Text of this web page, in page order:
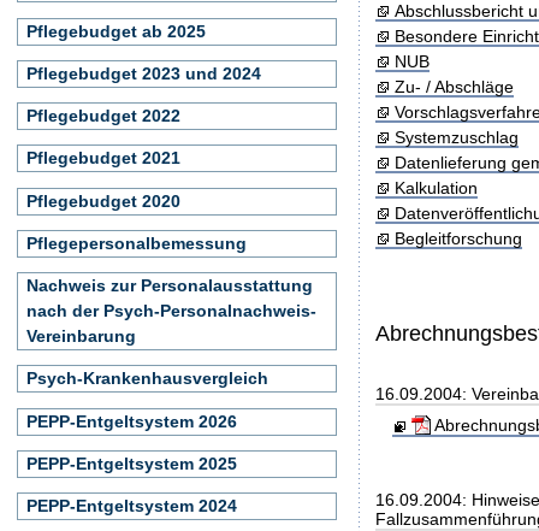
Abschlussbericht
Besondere
NUB
Zu- / Abschläge
Systemzuschlag
Datenlieferung
Kalkulation
Begleitforschung
16.09.2004:
16.09.2004:
Pflegebudget ab 2025
Pflegebudget 2023 und 2024
Pflegebudget 2022
Pflegebudget 2021
Pflegebudget 2020
Pflegepersonalbemessung
Nachweis zur Personalausstattung
nach der Psych-Personalnachweis-
Vereinbarung
Psych-Krankenhausvergleich
PEPP-Entgeltsystem 2026
PEPP-Entgeltsystem 2025
PEPP-Entgeltsystem 2024